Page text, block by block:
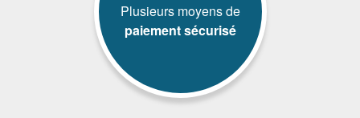
Plusieurs moyens de
paiement sécurisé